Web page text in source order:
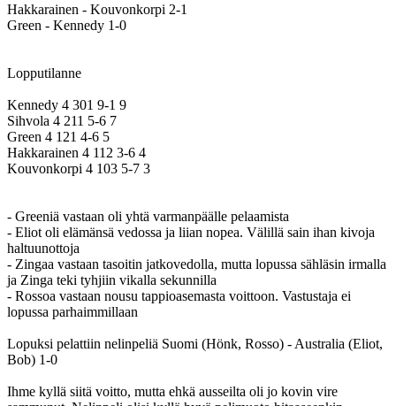
Hakkarainen - Kouvonkorpi 2-1
Green - Kennedy 1-0
Lopputilanne
Kennedy 4 301 9-1 9
Sihvola 4 211 5-6 7
Green 4 121 4-6 5
Hakkarainen 4 112 3-6 4
Kouvonkorpi 4 103 5-7 3
- Greeniä vastaan oli yhtä varmanpäälle pelaamista
- Eliot oli elämänsä vedossa ja liian nopea. Välillä sain ihan kivoja
haltuunottoja
- Zingaa vastaan tasoitin jatkovedolla, mutta lopussa sähläsin irmalla
ja Zinga teki tyhjiin vikalla sekunnilla
- Rossoa vastaan nousu tappioasemasta voittoon. Vastustaja ei
lopussa parhaimmillaan
Lopuksi pelattiin nelinpeliä Suomi (Hönk, Rosso) - Australia (Eliot,
Bob) 1-0
Ihme kyllä siitä voitto, mutta ehkä ausseilta oli jo kovin vire